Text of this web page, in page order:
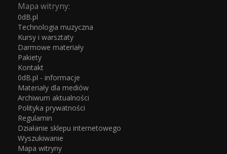
Mapa witryny:
0dB.pl
Technologia muzyczna
Kursy i warsztaty
Darmowe materiały
Pakiety
Kontakt
0dB.pl - informacje
Materiały dla mediów
Archiwum aktualności
Polityka prywatności
Regulamin
Działanie sklepu internetowego
Wyszukiwanie
Mapa witryny